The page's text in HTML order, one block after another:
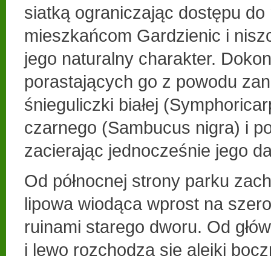
siatką ograniczając dostępu do
mieszkańcom Gardzienic i
jego naturalny charakter.
porastających go z powodu
śnieguliczki białej
czarnego (Sambucus nigra) i
zacierając jednocześnie jego
Od północnej strony parku
lipowa wiodąca wprost na
ruinami starego dworu. Od
i lewo rozchodzą się alejki